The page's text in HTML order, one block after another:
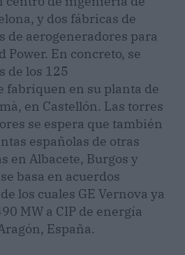
y dos fábricas de
de aerogeneradores para
Power. En concreto, se
de los 125
fabriquen en su planta de
en Castellón. Las torres
se espera que también
españolas de otras
en Albacete, Burgos y
basa en acuerdos
los cuales GE Vernova ya
MW a CIP de energía
España.